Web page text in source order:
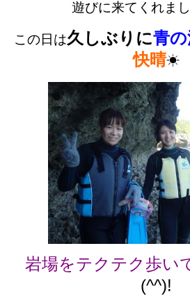
遊びに来てくれま
この日は久しぶりに青
快晴☀
岩場をテクテク歩い
(^^)!